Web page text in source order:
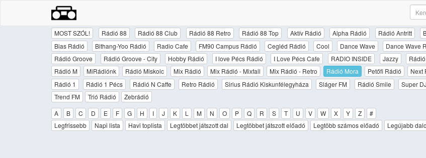
MOST SZÓL! Rádió 88 Rádió 88 Club Rádió 88 Retro Rádió 88 Top Aktív Rádió Alpha Rádió Rádió Antritt
Bias Rádió
Bithang-Yoo Rádió Radio Cafe FM90 Campus Rádió Cegléd Rádió Cool Dance Wave Dance Wave
Rádió Groove
Rádió Groove - City Hobby Rádió I love Pécs Rádió I Love Pécs Cafe RADIO INSIDE Jazzy
Rádió M
MiRádiónk Rádió Miskolc Mix Rádió Mix Rádió - Mixfall Mix Rádió - Retro Rádió Mora Petőfi Rádió Next
Rádió 1
Rádió 1 Pécs Rádió N Caffe Retro Rádió Sirius Rádió Kiskunfélegyháza Sláger FM Rádió Smile Super
Trend FM
Trió Rádió
Zebrádió
A
B C D E F G H I J K L M N O P Q R S T U V W X Y Z
#
Legfrissebb
Napi lista Havi toplista Legtöbbet játszott dal Legtöbbet játszott előadó Legtöbb számos előadó Legújabb